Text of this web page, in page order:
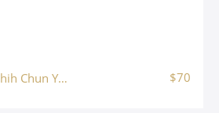
Dr. Jack Yeh (Chih Chun Yeh, 葉志鈞) $70